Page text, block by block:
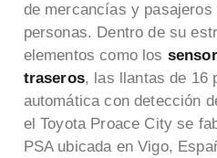
de mercancías y
personas. Dentro de su
elementos como los
traseros, las llantas de 16
automática con detección
el Toyota Proace City se
PSA ubicada en Vigo,